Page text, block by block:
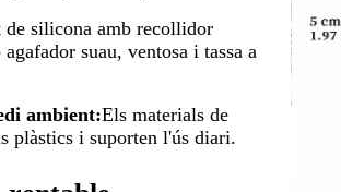
silicona amb recollidor
suau, ventosa i tassa a
ambient:Els materials de
plàstics i suporten l'ús diari.